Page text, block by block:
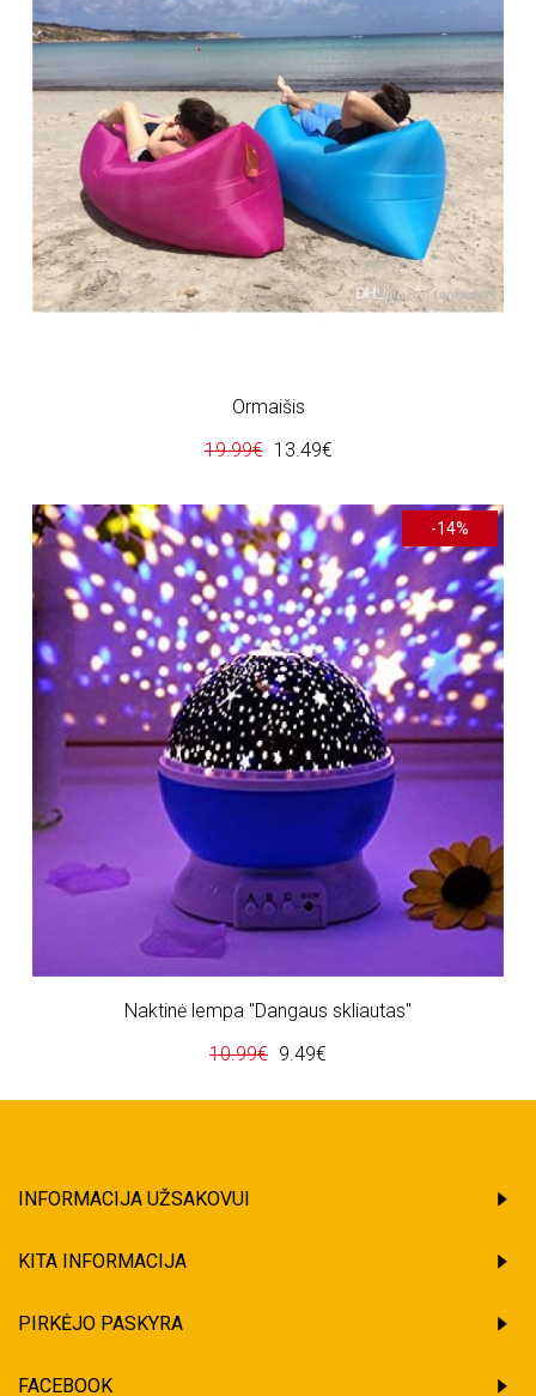
Ormaišis
19.99€ 13.49€
-14%
Naktinė lempa "Dangaus skliautas"
10.99€ 9.49€
INFORMACIJA UŽSAKOVUI
KITA INFORMACIJA
PIRKĖJO PASKYRA
FACEBOOK